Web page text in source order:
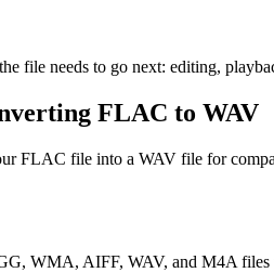
file needs to go next: editing,
FLAC to WAV
FLAC file into a WAV file for
WMA, AIFF, WAV, and M4A files